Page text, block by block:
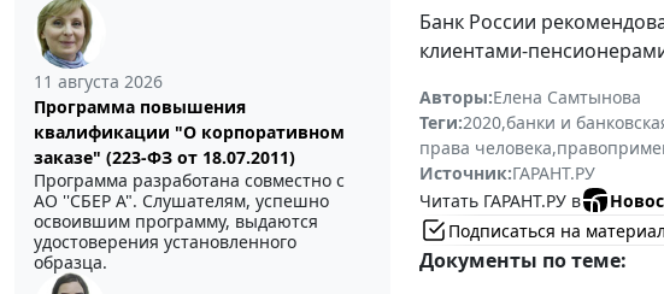
11 августа 2026
Программа повышения
квалификации "О корпоративном
заказе" (223-ФЗ от 18.07.2011)
Программа разработана совместно с
АО ''СБЕР А". Слушателям, успешно
освоившим программу, выдаются
удостоверения установленного
образца.
Банк России
клиентами-
Авторы:Елена Самтынова
Теги:2020,банки и
права человека,
Источник:ГАРАНТ.РУ
Читать ГАРАНТ.РУ в
Подписаться на
Документы по теме: